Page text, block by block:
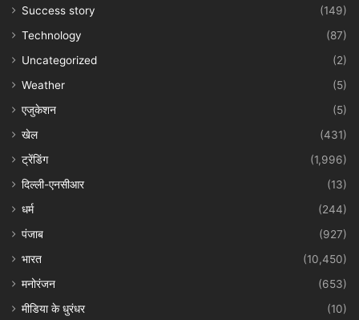
Success story
(149)
Technology
(87)
Uncategorized
(2)
Weather
(5)
एजुकेशन
(5)
खेल
(431)
ट्रेंडिंग
(1,996)
दिल्ली-एनसीआर
(13)
धर्म
(244)
पंजाब
(927)
भारत
(10,450)
मनोरंजन
(653)
मीडिया के धुरंधर
(10)